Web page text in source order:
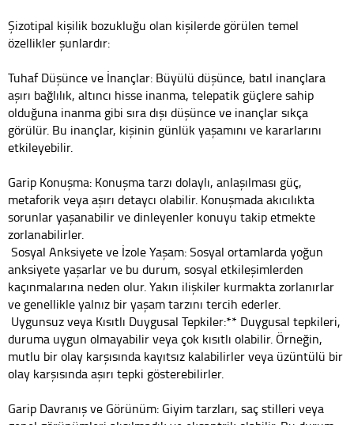
Şizotipal kişilik bozukluğu olan kişilerde görülen temel
özellikler şunlardır:
Tuhaf Düşünce ve İnançlar: Büyülü düşünce, batıl inançlara
aşırı bağlılık, altıncı hisse inanma, telepatik güçlere sahip
olduğuna inanma gibi sıra dışı düşünce ve inançlar sıkça
görülür. Bu inançlar, kişinin günlük yaşamını ve kararlarını
etkileyebilir.
Garip Konuşma: Konuşma tarzı dolaylı, anlaşılması güç,
metaforik veya aşırı detaycı olabilir. Konuşmada akıcılıkta
sorunlar yaşanabilir ve dinleyenler konuyu takip etmekte
zorlanabilirler.
Sosyal Anksiyete ve İzole Yaşam: Sosyal ortamlarda yoğun
anksiyete yaşarlar ve bu durum, sosyal etkileşimlerden
kaçınmalarına neden olur. Yakın ilişkiler kurmakta zorlanırlar
ve genellikle yalnız bir yaşam tarzını tercih ederler.
Uygunsuz veya Kısıtlı Duygusal Tepkiler:** Duygusal tepkileri,
duruma uygun olmayabilir veya çok kısıtlı olabilir. Örneğin,
mutlu bir olay karşısında kayıtsız kalabilirler veya üzüntülü bir
olay karşısında aşırı tepki gösterebilirler.
Garip Davranış ve Görünüm: Giyim tarzları, saç stilleri veya